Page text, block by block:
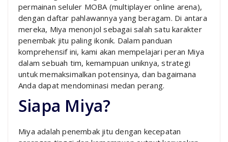
permainan seluler MOBA (multiplayer online arena),
dengan daftar pahlawannya yang beragam. Di antara
mereka, Miya menonjol sebagai salah satu karakter
penembak jitu paling ikonik. Dalam panduan
komprehensif ini, kami akan mempelajari peran Miya
dalam sebuah tim, kemampuan uniknya, strategi
untuk memaksimalkan potensinya, dan bagaimana
Anda dapat mendominasi medan perang.
Siapa Miya?
Miya adalah penembak jitu dengan kecepatan